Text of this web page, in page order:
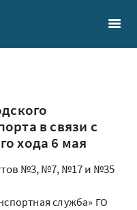
в связи с
хода 6 мая
№3, №7, №17 и №35
служба» ГО